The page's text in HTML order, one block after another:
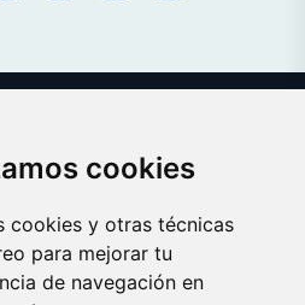
cookies
cookies y otras técnicas
para mejorar tu
de navegación en